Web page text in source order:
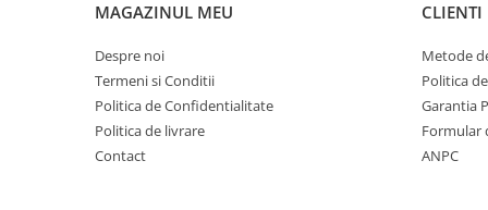
MAGAZINUL MEU
Despre noi
Termeni si Conditii
Politica de Confidentialitate
Politica de livrare
Contact
CLIENTI
Metode
Politica
Garantia
Formular
ANPC